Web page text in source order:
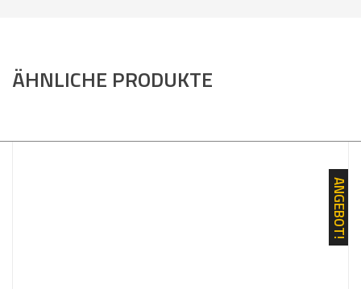
ÄHNLICHE PRODUKTE
ANGEBOT!